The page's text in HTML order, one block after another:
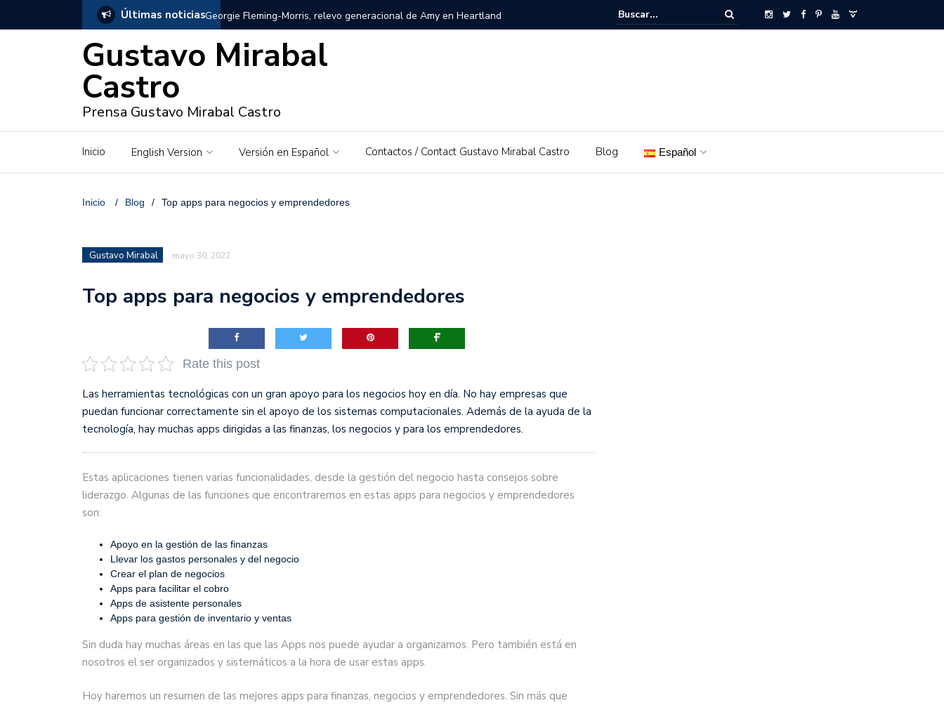
Últimas noticiasGeorgie Fleming-Morris, relevo generacional de Amy en Heartland
Gustavo Mirabal en Venezuela, Imagen personal y Trayectoria
Gustavo Mirabal en la mira – El Piedrazo: Un modelo de éxito integral y valores
inquebrantables
La Historia de Gustavo Mirabal Castro
Qwen.ai para Empresas: Guía de Herramientas y Casos de Uso Prácticos en
José Ortiz el jinete de Puerto Rico que irá al Derby 2019
Gustavo Mirabal
Castro
Prensa Gustavo Mirabal Castro
Inicio English Version Versión en Español Contactos / Contact Gustavo Mirabal Castro Blog Español
Inicio / Blog / Top apps para negocios y emprendedores
Gustavo Mirabal mayo 30, 2022
Top apps para negocios y emprendedores
Rate this post
Las herramientas tecnológicas con un gran apoyo para los negocios hoy en día. No hay empresas que
puedan funcionar correctamente sin el apoyo de los sistemas computacionales. Además de la ayuda de la
tecnología, hay muchas apps dirigidas a las finanzas, los negocios y para los emprendedores.
Estas aplicaciones tienen varias funcionalidades, desde la gestión del negocio hasta consejos sobre
liderazgo. Algunas de las funciones que encontraremos en estas apps para negocios y emprendedores
son:
Apoyo en la gestión de las finanzas
Llevar los gastos personales y del negocio
Crear el plan de negocios
Apps para facilitar el cobro
Apps de asistente personales
Apps para gestión de inventario y ventas
Sin duda hay muchas áreas en las que las Apps nos puede ayudar a organizarnos. Pero también está en
nosotros el ser organizados y sistemáticos a la hora de usar estas apps.
Hoy haremos un resumen de las mejores apps para finanzas, negocios y emprendedores. Sin más que